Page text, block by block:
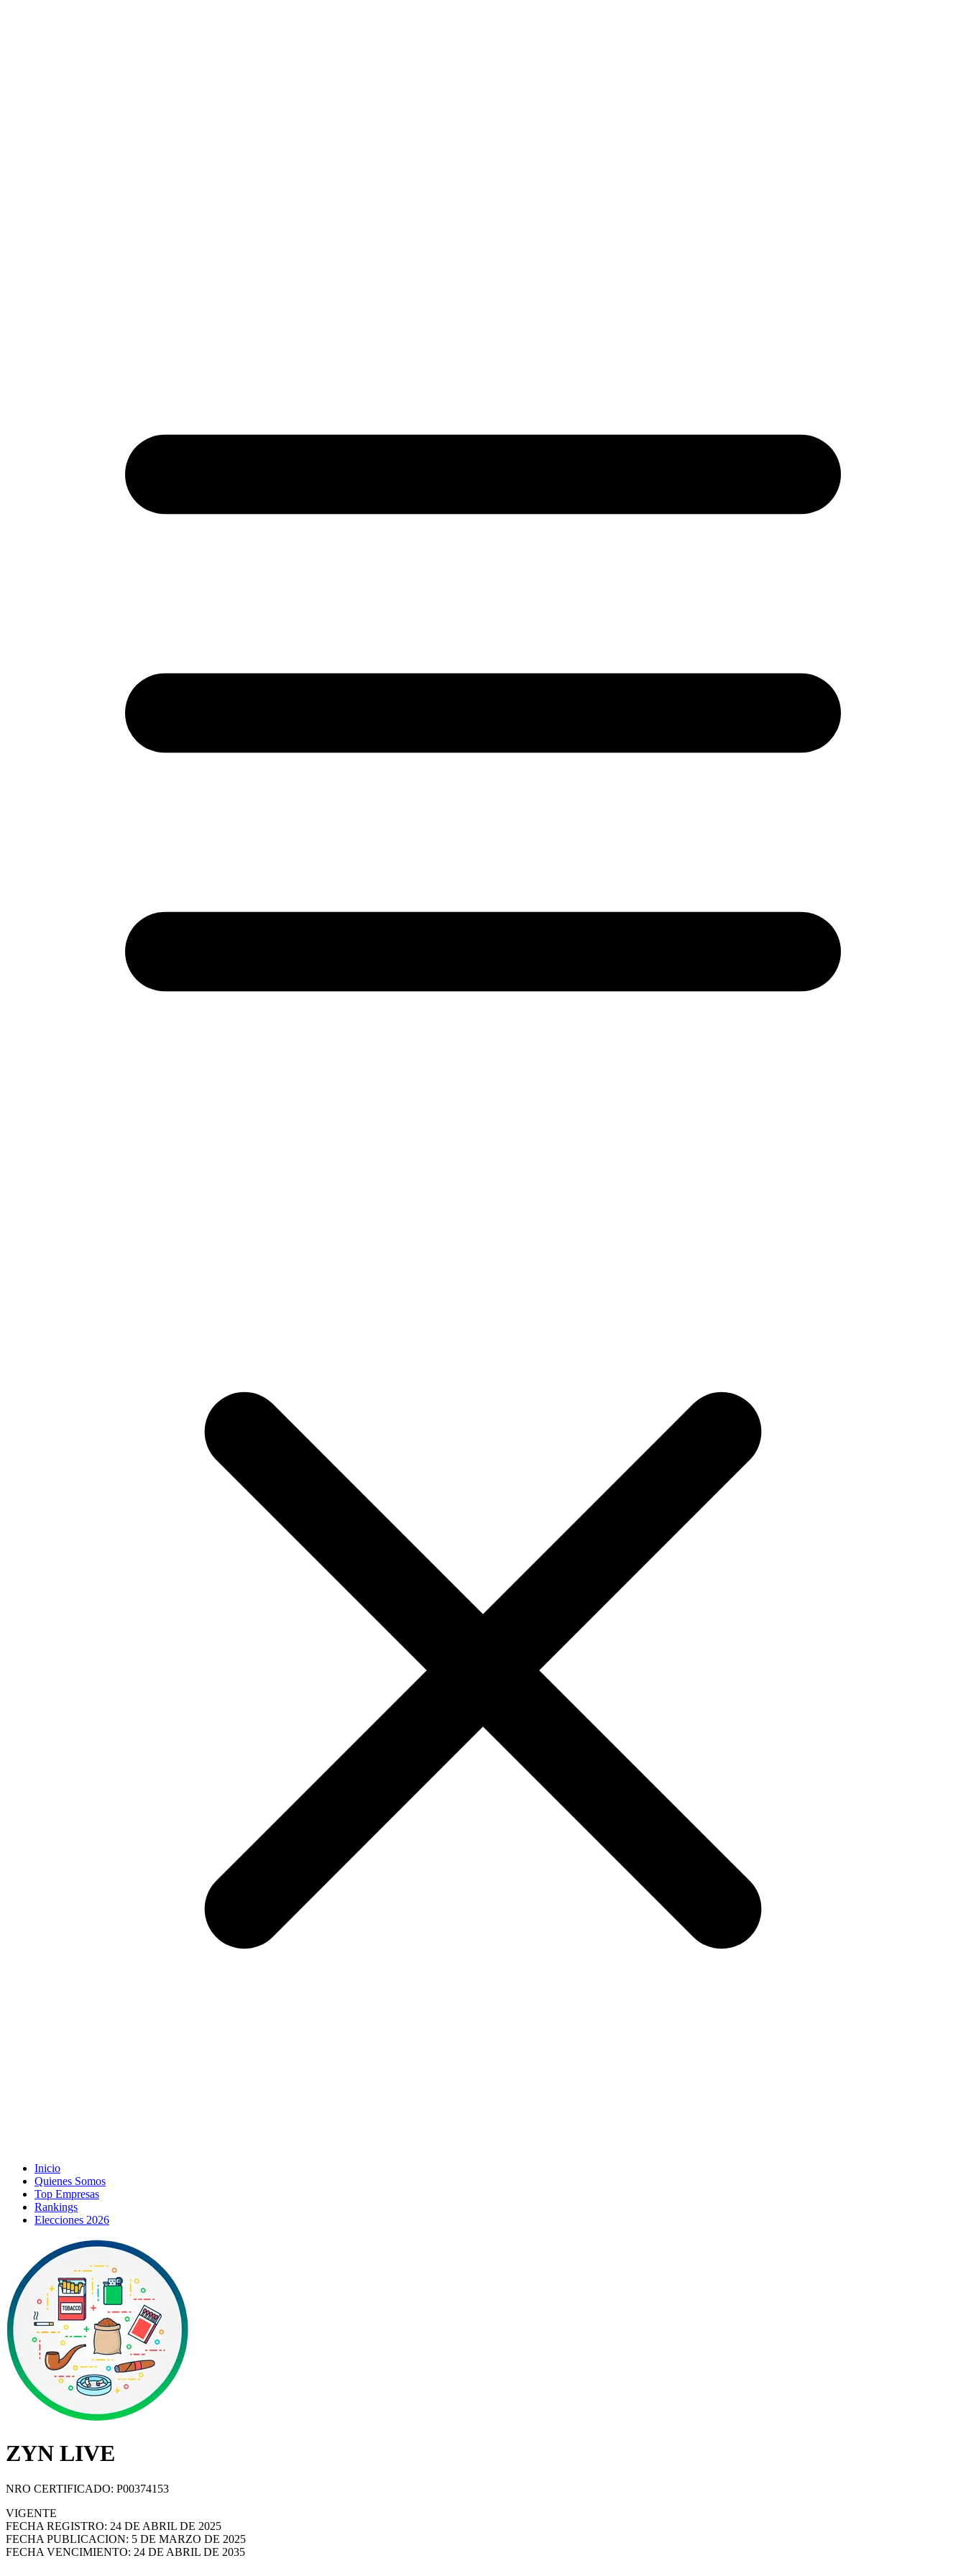
Inicio
Quienes Somos
Top Empresas
Rankings
Elecciones 2026
ZYN LIVE
NRO CERTIFICADO: P00374153
VIGENTE
FECHA REGISTRO: 24 DE ABRIL DE 2025
FECHA PUBLICACION: 5 DE MARZO DE 2025
FECHA VENCIMIENTO: 24 DE ABRIL DE 2035